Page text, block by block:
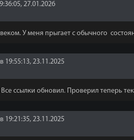
27.01.2026
У меня прыгает с обычного
в 19:55:13, 23.11.2025
Все ссылки обновил. Проверил теперь
в 19:21:35, 23.11.2025